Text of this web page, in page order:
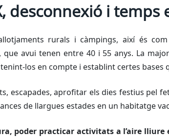
desconnexió i temps
rurals i càmpings, així és
que avui tenen entre 40 i 55 anys. La
los en compte i establint certes bases
escapades, aprofitar els dies festius pel
de llargues estades en un habitatge
poder practicar activitats a l’aire lliure